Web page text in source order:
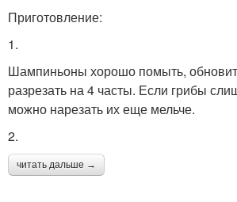
Приготовление:
1.
Шампиньоны хорошо помыть,
разрезать на 4 часты. Если грибы
можно нарезать их еще мельче.
2.
читать дальше →